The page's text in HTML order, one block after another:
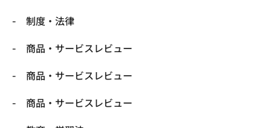
制度・法律
商品・サービスレビュー
商品・サービスレビュー
商品・サービスレビュー